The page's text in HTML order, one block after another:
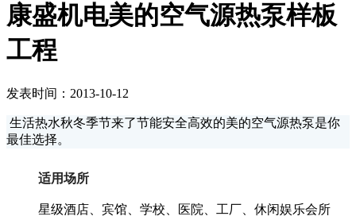
康盛机电美的空气源热泵样板
工程
发表时间：2013-10-12
生活热水秋冬季节来了节能安全高效的美的空气源热泵是你
最佳选择。
适用场所
星级酒店、宾馆、学校、医院、工厂、休闲娱乐会所